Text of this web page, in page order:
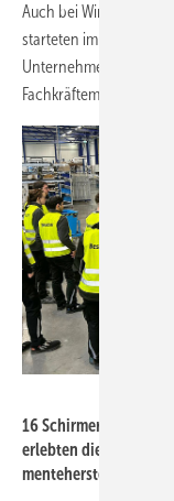
Auch bei Wirus wird
starteten im August
Unternehmen setzen
Fachkräftemangel
16 Schirmer-Azubis
erlebten die
mentehersteller Wirus.